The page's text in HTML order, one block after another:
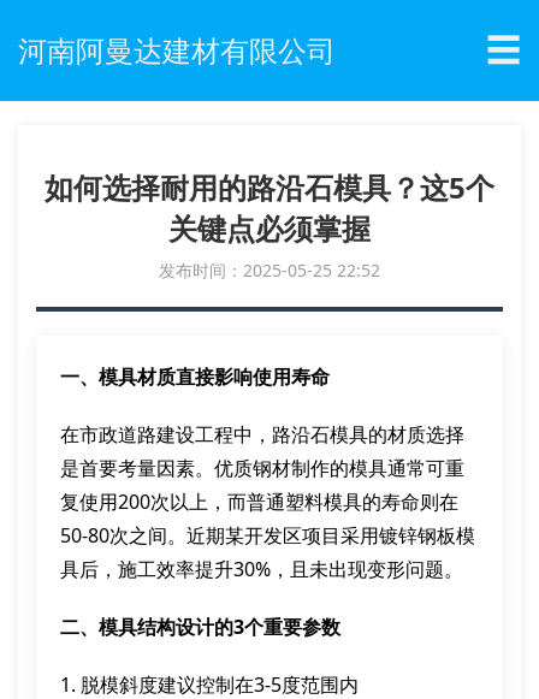
河南阿曼达建材有限公司 ☰
如何选择耐用的路沿石模具？这5个
关键点必须掌握
发布时间：2025-05-25 22:52
一、模具材质直接影响使用寿命
在市政道路建设工程中，路沿石模具的材质选择
是首要考量因素。优质钢材制作的模具通常可重
复使用200次以上，而普通塑料模具的寿命则在
50-80次之间。近期某开发区项目采用镀锌钢板模
具后，施工效率提升30%，且未出现变形问题。
二、模具结构设计的3个重要参数
1. 脱模斜度建议控制在3-5度范围内